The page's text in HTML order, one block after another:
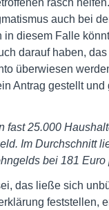
rasch
auch bei
in diesem Falle
darauf haben,
überwiesen
Antrag gestellt und
fast 25.000
Im Durchschnitt
bei 181 Euro
das ließe sich
feststellen,